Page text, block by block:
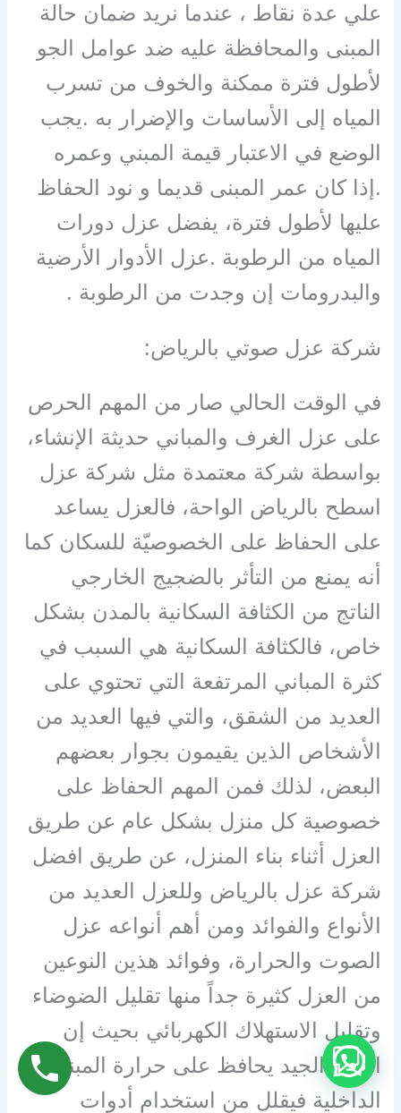
علي عدة نقاط ، عندما نريد ضمان حالة
المبنى والمحافظة عليه ضد عوامل الجو
لأطول فترة ممكنة والخوف من تسرب
المياه إلى الأساسات والإضرار به .يجب
الوضع في الاعتبار قيمة المبني وعمره
.إذا كان عمر المبنى قديما و نود الحفاظ
عليها لأطول فترة، يفضل عزل دورات
المياه من الرطوبة .عزل الأدوار الأرضية
والبدرومات إن وجدت من الرطوبة .
شركة عزل صوتي بالرياض:
في الوقت الحالي صار من المهم الحرص
على عزل الغرف والمباني حديثة الإنشاء،
بواسطة شركة معتمدة مثل شركة عزل
اسطح بالرياض الواحة، فالعزل يساعد
على الحفاظ على الخصوصيّة للسكان كما
أنه يمنع من التأثر بالضجيج الخارجي
الناتج من الكثافة السكانية بالمدن بشكل
خاص، فالكثافة السكانية هي السبب في
كثرة المباني المرتفعة التي تحتوي على
العديد من الشقق، والتي فيها العديد من
الأشخاص الذين يقيمون بجوار بعضهم
البعض، لذلك فمن المهم الحفاظ على
خصوصية كل منزل بشكل عام عن طريق
العزل أثناء بناء المنزل، عن طريق افضل
شركة عزل بالرياض وللعزل العديد من
الأنواع والفوائد ومن أهم أنواعه عزل
الصوت والحرارة، وفوائد هذين النوعين
من العزل كثيرة جداً منها تقليل الضوضاء
وتقليل الاستهلاك الكهربائي بحيث إن
العزل الجيد يحافظ على حرارة المبنى
الداخلية فيقلل من استخدام أدوات